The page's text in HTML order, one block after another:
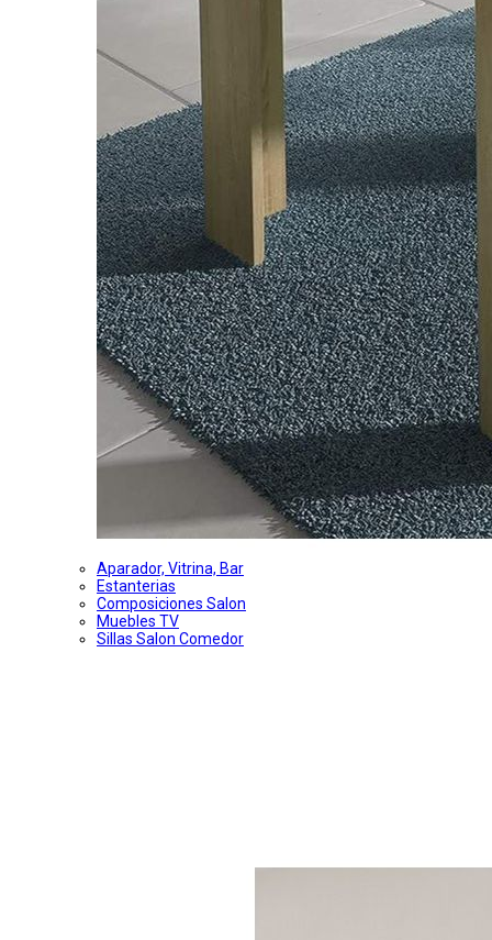
Aparador, Vitrina, Bar
Estanterias
Composiciones Salon
Muebles TV
Sillas Salon Comedor